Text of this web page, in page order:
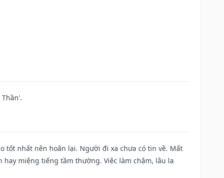
tốt nhất nên hoãn lại. Người đi xa chưa có tin về. Mất
miệng tiếng tầm thường. Việc làm chậm, lâu la